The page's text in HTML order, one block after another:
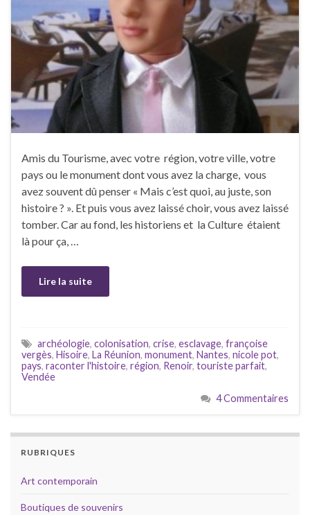
Amis du Tourisme, avec votre région, votre ville, votre
pays ou le monument dont vous avez la charge, vous
avez souvent dû penser « Mais c’est quoi, au juste, son
histoire ? ». Et puis vous avez laissé choir, vous avez laissé
tomber. Car au fond, les historiens et la Culture étaient
là pour ça, …
Lire la suite
archéologie, colonisation, crise, esclavage, françoise
vergès, Hisoire, La Réunion, monument, Nantes, nicole pot,
pays, raconter l'histoire, région, Renoir, touriste parfait,
Vendée
4 Commentaires
RUBRIQUES
Art contemporain
Boutiques de souvenirs